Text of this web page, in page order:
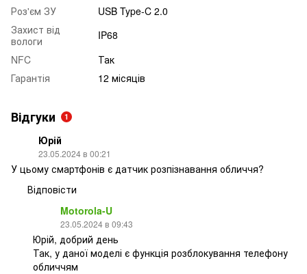
Роз'єм ЗУ
USB Type-C 2.0
Захист від
вологи
IP68
NFC
Так
Гарантія
12 місяців
Відгуки 1
Юрій
23.05.2024 в 00:21
У цьому смартфонів є датчик розпізнавання обличчя?
Відповісти
Motorola-U
23.05.2024 в 09:43
Юрій, добрий день
Так, у даної моделі є функція розблокування телефону
обличчям